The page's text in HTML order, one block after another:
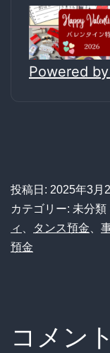
Powered
投稿日: 2025年3月
カテゴリー: 未分類
ィ
タンス預金
預金
コメン